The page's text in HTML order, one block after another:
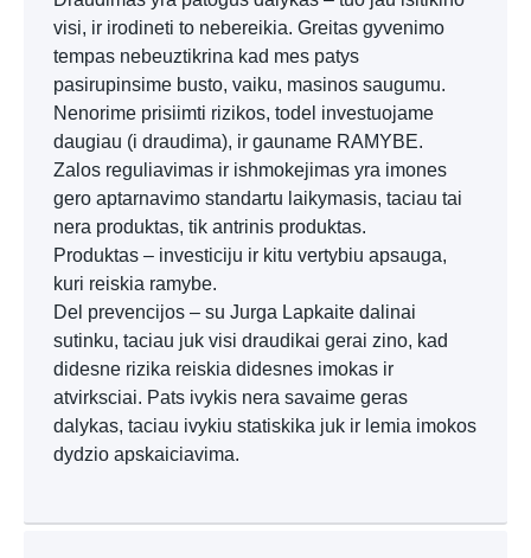
visi, ir irodineti to nebereikia. Greitas gyvenimo
tempas nebeuztikrina kad mes patys
pasirupinsime busto, vaiku, masinos saugumu.
Nenorime prisiimti rizikos, todel investuojame
daugiau (i draudima), ir gauname RAMYBE.
Zalos reguliavimas ir ishmokejimas yra imones
gero aptarnavimo standartu laikymasis, taciau tai
nera produktas, tik antrinis produktas.
Produktas – investiciju ir kitu vertybiu apsauga,
kuri reiskia ramybe.
Del prevencijos – su Jurga Lapkaite dalinai
sutinku, taciau juk visi draudikai gerai zino, kad
didesne rizika reiskia didesnes imokas ir
atvirksciai. Pats ivykis nera savaime geras
dalykas, taciau ivykiu statiskika juk ir lemia imokos
dydzio apskaiciavima.